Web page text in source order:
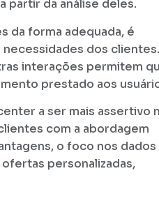
partir da análise deles.
da forma adequada, é
dos clientes.
interações permitem
prestado aos
a ser mais assertivo
com a abordagem
o foco nos dados
personalizadas,